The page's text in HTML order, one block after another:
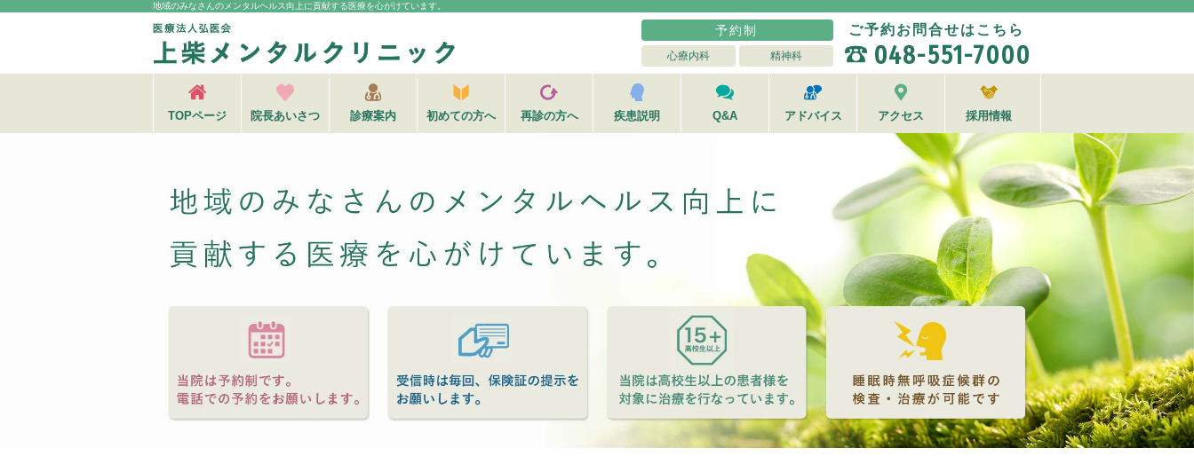
地域のみなさんのメンタルヘルス向上に貢献する医療を心がけています。
予約制
心療内科 精神科
ご予約お問合せはこちら
048-551-7000
TOPページ 院長あいさつ 診療案内 初めての方へ 再診の方へ 疾患説明 Q&A アドバイス アクセス 採用情報